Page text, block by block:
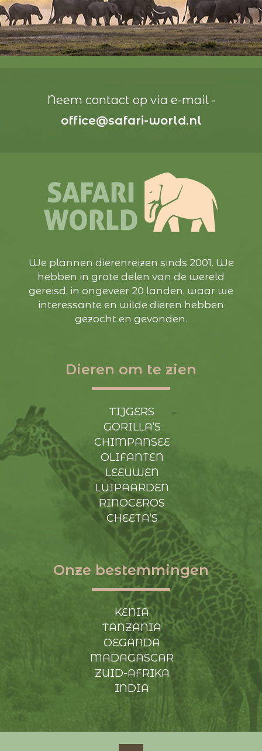
Neem contact op via e-mail -
office@safari-world.nl
We plannen dierenreizen sinds 2001. We
hebben in grote delen van de wereld
gereisd, in ongeveer 20 landen, waar we
interessante en wilde dieren hebben
gezocht en gevonden.
Dieren om te zien
TIJGERS
GORILLA’S
CHIMPANSEE
OLIFANTEN
LEEUWEN
LUIPAARDEN
RINOCEROS
CHEETA’S
Onze bestemmingen
KENIA
TANZANIA
OEGANDA
MADAGASCAR
ZUID-AFRIKA
INDIA